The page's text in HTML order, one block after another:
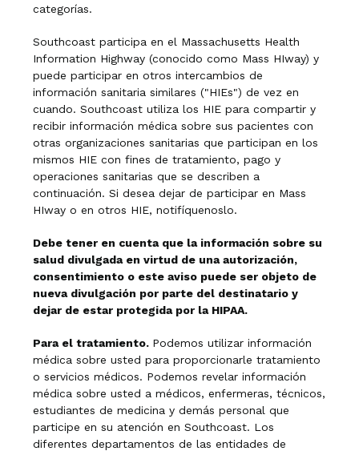
categorías.
Southcoast participa en el Massachusetts Health
Information Highway (conocido como Mass HIway) y
puede participar en otros intercambios de
información sanitaria similares ("HIEs") de vez en
cuando. Southcoast utiliza los HIE para compartir y
recibir información médica sobre sus pacientes con
otras organizaciones sanitarias que participan en los
mismos HIE con fines de tratamiento, pago y
operaciones sanitarias que se describen a
continuación. Si desea dejar de participar en Mass
HIway o en otros HIE, notifíquenoslo.
Debe tener en cuenta que la información sobre su
salud divulgada en virtud de una autorización,
consentimiento o este aviso puede ser objeto de
nueva divulgación por parte del destinatario y
dejar de estar protegida por la HIPAA.
Para el tratamiento. Podemos utilizar información
médica sobre usted para proporcionarle tratamiento
o servicios médicos. Podemos revelar información
médica sobre usted a médicos, enfermeras, técnicos,
estudiantes de medicina y demás personal que
participe en su atención en Southcoast. Los
diferentes departamentos de las entidades de